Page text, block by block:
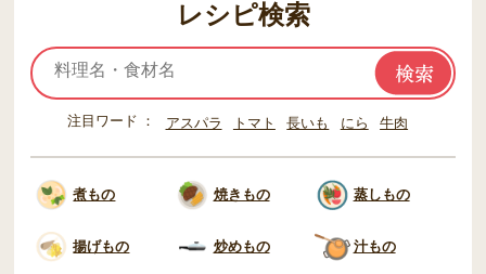
レシピ検索
注目ワード アスパラ トマト 長いも にら 牛肉
煮もの 焼きもの 蒸しもの
揚げもの 炒めもの 汁もの